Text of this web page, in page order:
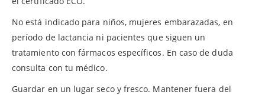
No está indicado para niños, mujeres embarazadas, en
período de lactancia ni pacientes que siguen un
tratamiento con fármacos específicos. En caso de duda
consulta con tu médico.
Guardar en un lugar seco y fresco. Mantener fuera del